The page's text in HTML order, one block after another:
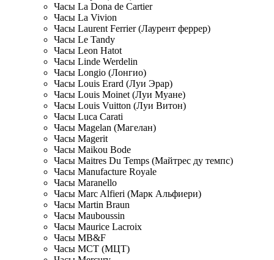
Часы La Dona de Cartier
Часы La Vivion
Часы Laurent Ferrier (Лаурент феррер)
Часы Le Tandy
Часы Leon Hatot
Часы Linde Werdelin
Часы Longio (Лонгио)
Часы Louis Erard (Луи Эрар)
Часы Louis Moinet (Луи Муане)
Часы Louis Vuitton (Луи Витон)
Часы Luca Carati
Часы Magelan (Магелан)
Часы Magerit
Часы Maikou Bode
Часы Maitres Du Temps (Майтрес ду темпс)
Часы Manufacture Royale
Часы Maranello
Часы Marc Alfieri (Марк Альфиери)
Часы Martin Braun
Часы Mauboussin
Часы Maurice Lacroix
Часы MB&F
Часы MCT (МЦТ)